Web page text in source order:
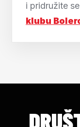
i pridružite se
klubu